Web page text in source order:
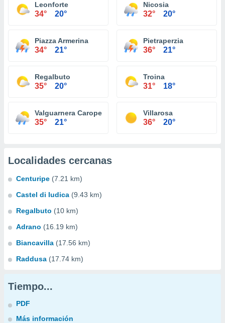
Leonforte
34° 20°
Nicosia
32° 20°
Piazza Armerina
34° 21°
Pietraperzia
36° 21°
Regalbuto
35° 20°
Troina
31° 18°
Valguarnera Caropepe
35° 21°
Villarosa
36° 20°
Localidades cercanas
Centuripe (7.21 km)
Castel di Iudica (9.43 km)
Regalbuto (10 km)
Adrano (16.19 km)
Biancavilla (17.56 km)
Raddusa (17.74 km)
Tiempo...
PDF
Más información